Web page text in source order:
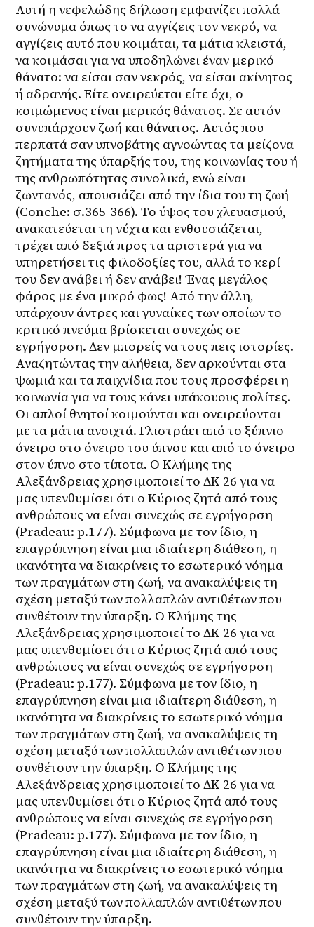
Αυτή η νεφελώδης δήλωση εμφανίζει πολλά
συνώνυμα όπως το να αγγίζεις τον νεκρό, να
αγγίζεις αυτό που κοιμάται, τα μάτια κλειστά,
να κοιμάσαι για να υποδηλώνει έναν μερικό
θάνατο: να είσαι σαν νεκρός, να είσαι ακίνητος
ή αδρανής. Είτε ονειρεύεται είτε όχι, ο
κοιμώμενος είναι μερικός θάνατος. Σε αυτόν
συνυπάρχουν ζωή και θάνατος. Αυτός που
περπατά σαν υπνοβάτης αγνοώντας τα μείζονα
ζητήματα της ύπαρξής του, της κοινωνίας του ή
της ανθρωπότητας συνολικά, ενώ είναι
ζωντανός, απουσιάζει από την ίδια του τη ζωή
(Conche: σ.365-366). Το ύψος του χλευασμού,
ανακατεύεται τη νύχτα και ενθουσιάζεται,
τρέχει από δεξιά προς τα αριστερά για να
υπηρετήσει τις φιλοδοξίες του, αλλά το κερί
του δεν ανάβει ή δεν ανάβει! Ένας μεγάλος
φάρος με ένα μικρό φως! Από την άλλη,
υπάρχουν άντρες και γυναίκες των οποίων το
κριτικό πνεύμα βρίσκεται συνεχώς σε
εγρήγορση. Δεν μπορείς να τους πεις ιστορίες.
Αναζητώντας την αλήθεια, δεν αρκούνται στα
ψωμιά και τα παιχνίδια που τους προσφέρει η
κοινωνία για να τους κάνει υπάκουους πολίτες.
Οι απλοί θνητοί κοιμούνται και ονειρεύονται
με τα μάτια ανοιχτά. Γλιστράει από το ξύπνιο
όνειρο στο όνειρο του ύπνου και από το όνειρο
στον ύπνο στο τίποτα. Ο Κλήμης της
Αλεξάνδρειας χρησιμοποιεί το ΔΚ 26 για να
μας υπενθυμίσει ότι ο Κύριος ζητά από τους
ανθρώπους να είναι συνεχώς σε εγρήγορση
(Pradeau: p.177). Σύμφωνα με τον ίδιο, η
επαγρύπνηση είναι μια ιδιαίτερη διάθεση, η
ικανότητα να διακρίνεις το εσωτερικό νόημα
των πραγμάτων στη ζωή, να ανακαλύψεις τη
σχέση μεταξύ των πολλαπλών αντιθέτων που
συνθέτουν την ύπαρξη. Ο Κλήμης της
Αλεξάνδρειας χρησιμοποιεί το ΔΚ 26 για να
μας υπενθυμίσει ότι ο Κύριος ζητά από τους
ανθρώπους να είναι συνεχώς σε εγρήγορση
(Pradeau: p.177). Σύμφωνα με τον ίδιο, η
επαγρύπνηση είναι μια ιδιαίτερη διάθεση, η
ικανότητα να διακρίνεις το εσωτερικό νόημα
των πραγμάτων στη ζωή, να ανακαλύψεις τη
σχέση μεταξύ των πολλαπλών αντιθέτων που
συνθέτουν την ύπαρξη. Ο Κλήμης της
Αλεξάνδρειας χρησιμοποιεί το ΔΚ 26 για να
μας υπενθυμίσει ότι ο Κύριος ζητά από τους
ανθρώπους να είναι συνεχώς σε εγρήγορση
(Pradeau: p.177). Σύμφωνα με τον ίδιο, η
επαγρύπνηση είναι μια ιδιαίτερη διάθεση, η
ικανότητα να διακρίνεις το εσωτερικό νόημα
των πραγμάτων στη ζωή, να ανακαλύψεις τη
σχέση μεταξύ των πολλαπλών αντιθέτων που
συνθέτουν την ύπαρξη.